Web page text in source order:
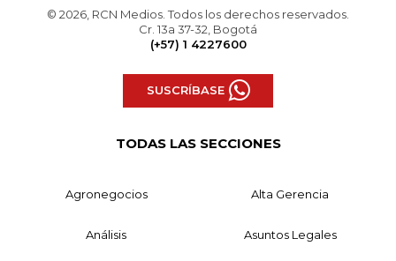
© 2026, RCN Medios. Todos los derechos reservados.
Cr. 13a 37-32, Bogotá
(+57) 1 4227600
SUSCRÍBASE
TODAS LAS SECCIONES
Agronegocios Alta Gerencia
Análisis Asuntos Legales